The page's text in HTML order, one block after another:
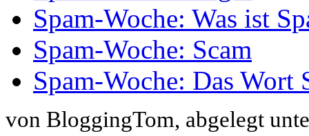
Spam-Woche: Was ist
Spam-Woche: Scam
Spam-Woche: Das Wort
von BloggingTom, abgelegt